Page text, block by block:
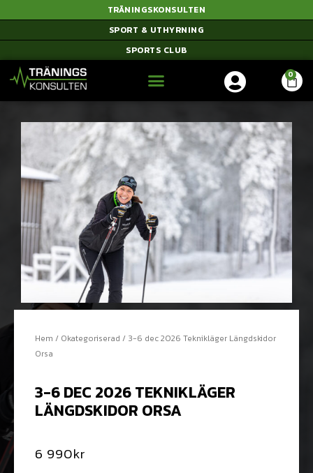
TRÄNINGSKONSULTEN
SPORT & UTHYRNING
SPORTS CLUB
Hem / Okategoriserad / 3-6 dec 2026 Teknikläger Längdskidor
Orsa
3-6 DEC 2026 TEKNIKLÄGER
LÄNGDSKIDOR ORSA
6 990kr